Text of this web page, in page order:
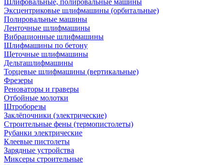
Шлифовальные, полировальные машины
Эксцентриковые шлифмашины (орбитальные)
Полировальные машины
Ленточные шлифмашины
Вибрационные шлифмашины
Шлифмашины по бетону
Щеточные шлифмашины
Дельташлифмашины
Торцевые шлифмашины (вертикальные)
Фрезеры
Реноваторы и граверы
Отбойные молотки
Штроборезы
Заклёпочники (электрические)
Строительные фены (термопистолеты)
Рубанки электрические
Клеевые пистолеты
Зарядные устройства
Миксеры строительные